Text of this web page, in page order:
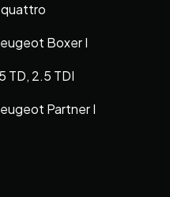
Boxer I
TD, 2.5 TDI
Partner I